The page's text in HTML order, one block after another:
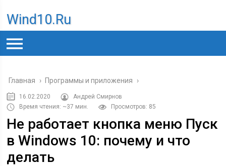
Wind10.ru
Главная › Программы и приложения ›
16.02.2020
Андрей Смирнов
Время чтения: ~37 мин.
Просмотров: 85
Не работает кнопка меню Пуск
в Windows 10: почему и что
делать